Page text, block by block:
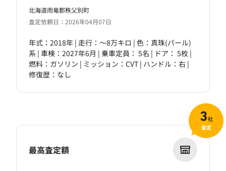
北海道雨竜郡秩父別町
査定依頼日：2026年04月07日
年式：2018年 | 走行：～8万キロ | 色：真珠(パール)
系 | 車検：2027年6月 | 乗車定員： 5名 | ドア： 5枚 |
燃料：ガソリン | ミッション：CVT | ハンドル：右 |
修復歴：なし
最高査定額
3社
査定